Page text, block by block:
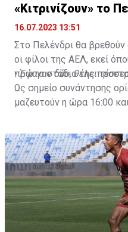
«Κιτρινίζουν» το
16.07.2023 13:51
Στο Πελένδρι θα
οι φίλοι της ΑΕΛ, εκεί
πρώτο στάδιο της
•Έφυγαν δύο, θέλει
Ως σημείο συνάντησης
μαζευτούν η ώρα 16:00
της ομάδας.